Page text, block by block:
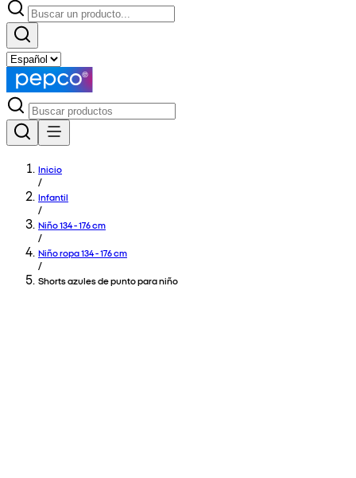
Inicio
/
Infantil
/
Niño 134 - 176 cm
/
Niño ropa 134 - 176 cm
/
Shorts azules de punto para niño